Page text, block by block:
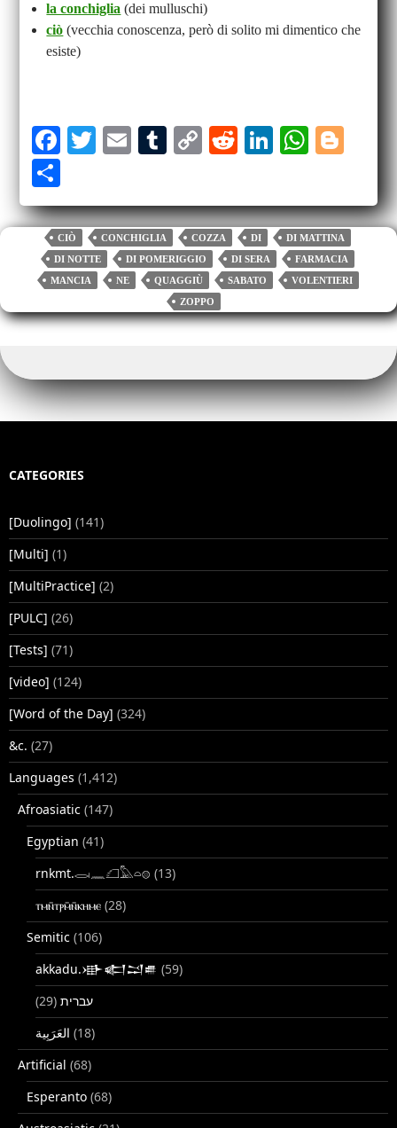
la conchiglia (dei mulluschi)
ciò (vecchia conoscenza, però di solito mi dimentico che
esiste)
Fa
bo
ok
T
tte
r
E
ail
T
m
bl
r
C
y
Li
nk
R
di
t
Li
ed
In
W
ts
A
pp
ge
r
ha
re
CIÒ CONCHIGLIA COZZA DI
DI MATTINA
DI NOTTE
DI POMERIGGIO DI SERA
FARMACIA
MANCIA
NE QUAGGIÙ SABATO
VOLENTIERI
ZOPPO
CATEGORIES
[Duolingo] (141)
[Multi] (1)
[MultiPractice] (2)
[PULC] (26)
[Tests] (71)
[video] (124)
[Word of the Day] (324)
&c. (27)
Languages (1,412)
Afroasiatic (147)
Egyptian (41)
rnkmt.𓂋𓏺𓈖𓆎𓅓𓏏𓊖 (13)
ⲧⲙⲛ̄ⲧⲣⲙ̄ⲛ̄ⲕⲏⲙⲉ (28)
Semitic (106)
akkadu.𒀝𒅗𒁺𒌑 (59)
עברית (29)
(18)
Artificial (68)
Esperanto (68)